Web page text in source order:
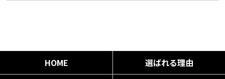
HOME
選ばれる理由